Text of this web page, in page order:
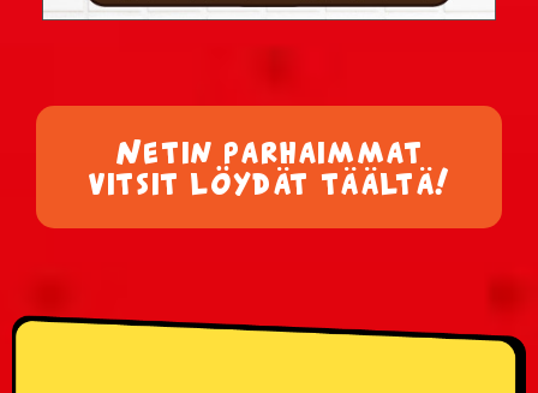
Netin parhaimmat
vitsit löydät täältä!